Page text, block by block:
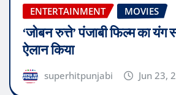
ENTERTAINMENT MOVIES
‘जोबन रुत्ते’ पंजाबी फिल्म का यंग
ऐलान किया
superhitpunjabi Jun 23,